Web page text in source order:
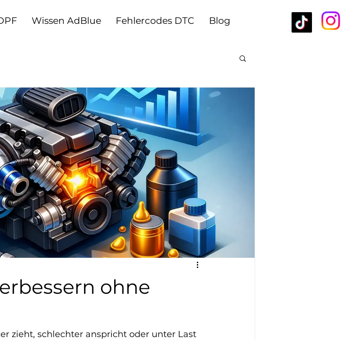
Wissen AdBlue Fehlercodes DTC Blog
ohne
zieht, schlechter anspricht oder unter Last